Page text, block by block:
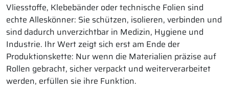
Vliesstoffe, Klebebänder oder technische Folien sind
echte Alleskönner: Sie schützen, isolieren, verbinden und
sind dadurch unverzichtbar in Medizin, Hygiene und
Industrie. Ihr Wert zeigt sich erst am Ende der
Produktionskette: Nur wenn die Materialien präzise auf
Rollen gebracht, sicher verpackt und weiterverarbeitet
werden, erfüllen sie ihre Funktion.